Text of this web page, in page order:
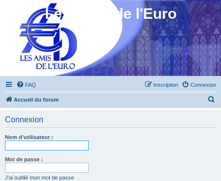
Les Amis de l'Euro
FAQ Connexion
Inscription
Accueil du forum
Connexion
Nom d’utilisateur :
Mot de passe :
J’ai oublié mon mot de passe